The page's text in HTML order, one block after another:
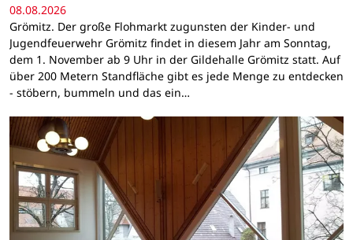
08.08.2026
Grömitz. Der große Flohmarkt zugunsten der Kinder- und
Jugendfeuerwehr Grömitz findet in diesem Jahr am Sonntag,
dem 1. November ab 9 Uhr in der Gildehalle Grömitz statt. Auf
über 200 Metern Standfläche gibt es jede Menge zu entdecken
- stöbern, bummeln und das ein…